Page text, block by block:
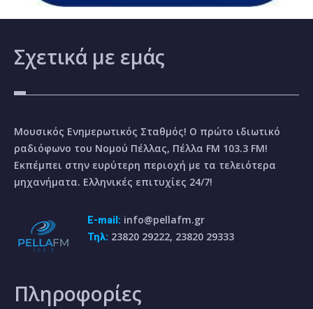
Σχετικά με εμάς
Μουσικός Ενημερωτικός Σταθμός! Ο πρώτο ιδιωτικό
ραδιόφωνο του Νομού Πέλλας, Πέλλα FM 103.3 FM!
Εκπέμπει στην ευρύτερη περιοχή με τα τελειότερα
μηχανήματα. Ελληνικές επιτυχίες 24/7!
E-mail: info@pellafm.gr
Τηλ: 23820 29222, 23820 29333
Πληροφορίες